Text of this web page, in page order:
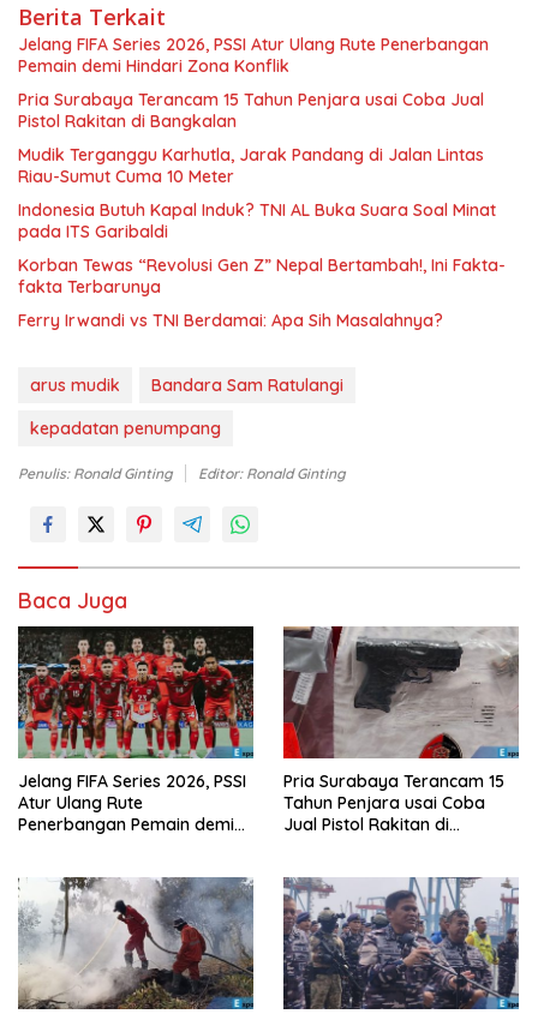
Berita Terkait
Jelang FIFA Series 2026, PSSI Atur Ulang Rute Penerbangan
Pemain demi Hindari Zona Konflik
Pria Surabaya Terancam 15 Tahun Penjara usai Coba Jual
Pistol Rakitan di Bangkalan
Mudik Terganggu Karhutla, Jarak Pandang di Jalan Lintas
Riau-Sumut Cuma 10 Meter
Indonesia Butuh Kapal Induk? TNI AL Buka Suara Soal Minat
pada ITS Garibaldi
Korban Tewas “Revolusi Gen Z” Nepal Bertambah!, Ini Fakta-
fakta Terbarunya
Ferry Irwandi vs TNI Berdamai: Apa Sih Masalahnya?
arus mudik
Bandara Sam Ratulangi
kepadatan penumpang
Penulis: Ronald Ginting Editor: Ronald Ginting
Baca Juga
Jelang FIFA Series 2026, PSSI
Atur Ulang Rute
Penerbangan Pemain demi
Pria Surabaya Terancam 15
Tahun Penjara usai Coba
Jual Pistol Rakitan di